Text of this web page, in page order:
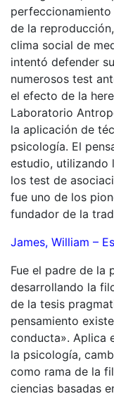
de la
clima social de
intentó defender
numerosos test
el efecto de la
Laboratorio
la aplicación de
psicología. El
estudio, utilizando
los test de
fue uno de los
fundador de la
James, William –
Fue el padre de la
desarrollando la
de la tesis
pensamiento
conducta». Aplica
la psicología,
como rama de la
ciencias basadas